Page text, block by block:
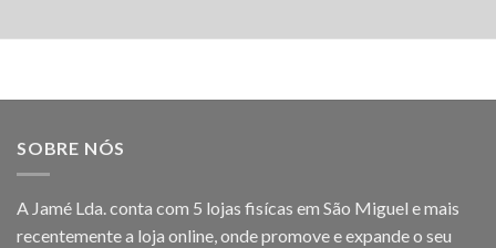
SOBRE NÓS
A Jamé Lda. conta com 5 lojas fisícas em São Miguel e mais
recentemente a loja online, onde promove e expande o seu